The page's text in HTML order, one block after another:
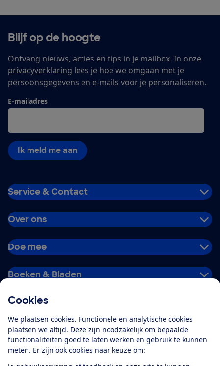
Cookies
We plaatsen cookies. Functionele en analytische cookies
plaatsen we altijd. Deze zijn noodzakelijk om bepaalde
functionaliteiten goed te laten werken en gebruik te kunnen
meten. Er zijn ook cookies naar keuze om:
Blijf op de hoogte
Ontvang nieuws, acties en tips in je mailbox. In onze
privacyverklaring lees je hoe we omgaan met je
persoonsgegevens en e-mails voor je personaliseren.
E-mailadres
Ik meld me aan
Service & Contact
Over ons
Doe mee
Boeken & Bladen
Alles over de